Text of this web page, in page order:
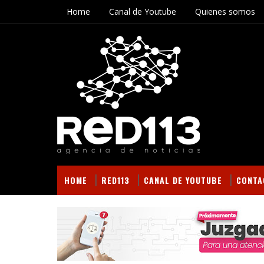
Home Canal de Youtube Quienes somos
HOME RED113 CANAL DE YOUTUBE